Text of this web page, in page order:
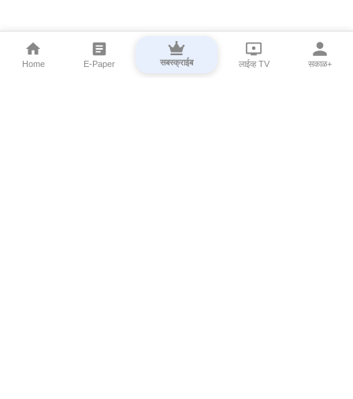
Home E-Paper सबस्क्राईब लाईव्ह TV सकाळ+